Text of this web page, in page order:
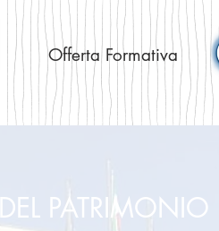
Offerta Formativa
PATRIMONIO